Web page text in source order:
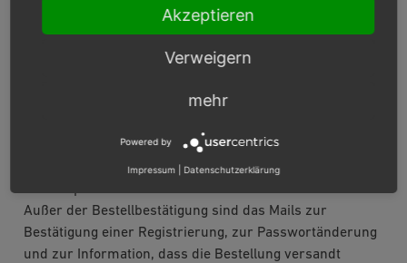
seiner Bestellung hat. Die Antwort des Kunden wird
an die hier eingetragene Mailadresse verschickt.
E-Mail-Adresse für Bestellungen
Shopbetreiber eine E-Mail verschickt. Er erhält die
hinterlegte Mailadresse.
Außer der Bestellbestätigung sind das Mails zur
Bestätigung einer Registrierung, zur Passwortänderung
und zur Information, dass die Bestellung versandt
Akzeptieren
Verweigern
mehr
Powered by
Impressum Datenschutzerklärung